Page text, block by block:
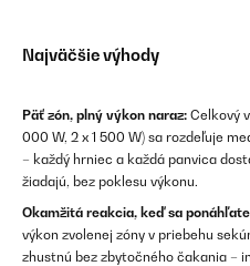
Najväčšie výhody
Päť zón, plný výkon naraz: Celkový
000 W, 2 x 1 500 W) sa rozdeľuje
– každý hrniec a každá panvica
žiadajú, bez poklesu výkonu.
Okamžitá reakcia, keď sa
výkon zvolenej zóny v priebehu
zhustnú bez zbytočného čakania –